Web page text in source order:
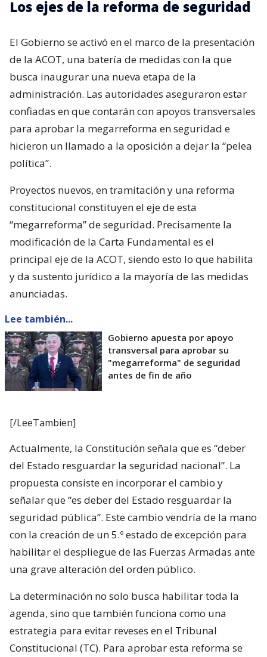
Los ejes de la reforma de seguridad
El Gobierno se activó en el marco de la presentación
de la ACOT, una batería de medidas con la que
busca inaugurar una nueva etapa de la
administración. Las autoridades aseguraron estar
confiadas en que contarán con apoyos transversales
para aprobar la megarreforma en seguridad e
hicieron un llamado a la oposición a dejar la “pelea
política”.
Proyectos nuevos, en tramitación y una reforma
constitucional constituyen el eje de esta
“megarreforma” de seguridad. Precisamente la
modificación de la Carta Fundamental es el
principal eje de la ACOT, siendo esto lo que habilita
y da sustento jurídico a la mayoría de las medidas
anunciadas.
Lee también...
Gobierno apuesta por apoyo
transversal para aprobar su
"megarreforma" de seguridad
antes de fin de año
[/LeeTambien]
Actualmente, la Constitución señala que es “deber
del Estado resguardar la seguridad nacional”. La
propuesta consiste en incorporar el cambio y
señalar que “es deber del Estado resguardar la
seguridad pública”. Este cambio vendría de la mano
con la creación de un 5.º estado de excepción para
habilitar el despliegue de las Fuerzas Armadas ante
una grave alteración del orden público.
La determinación no solo busca habilitar toda la
agenda, sino que también funciona como una
estrategia para evitar reveses en el Tribunal
Constitucional (TC). Para aprobar esta reforma se